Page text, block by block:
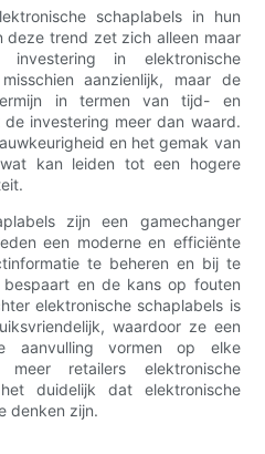
schaplabels in hun
deze trend zet zich alleen maar
in elektronische
aanzienlijk, maar de
in termen van tijd- en
investering meer dan waard.
en het gemak van
kan leiden tot een hogere
zijn een gamechanger
een moderne en efficiënte
te beheren en bij te
en de kans op fouten
elektronische schaplabels is
waardoor ze een
aanvulling vormen op elke
meer retailers elektronische
duidelijk dat elektronische
denken zijn.